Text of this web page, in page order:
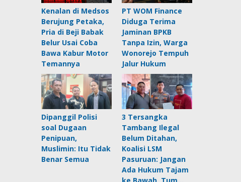
Kenalan di Medsos
Berujung Petaka,
Pria di Beji Babak
Belur Usai Coba
Bawa Kabur Motor
Temannya
PT WOM Finance
Diduga Terima
Jaminan BPKB
Tanpa Izin, Warga
Wonorejo Tempuh
Jalur Hukum
Dipanggil Polisi
soal Dugaan
Penipuan,
Muslimin: Itu Tidak
Benar Semua
3 Tersangka
Tambang Ilegal
Belum Ditahan,
Koalisi LSM
Pasuruan: Jangan
Ada Hukum Tajam